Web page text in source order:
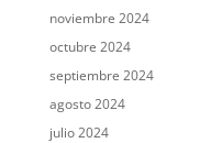
noviembre 2024
octubre 2024
septiembre 2024
agosto 2024
julio 2024